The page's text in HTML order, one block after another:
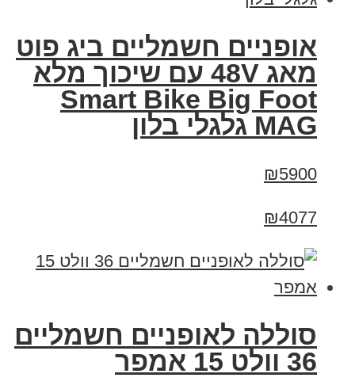
אופניים חשמליים ביג פוט
מאג 48V עם שיכוך מלא
Smart Bike Big Foot
MAG גלגלי בלון
₪5900
₪4077
סוללה לאופניים חשמליים
36 וולט 15 אמפר